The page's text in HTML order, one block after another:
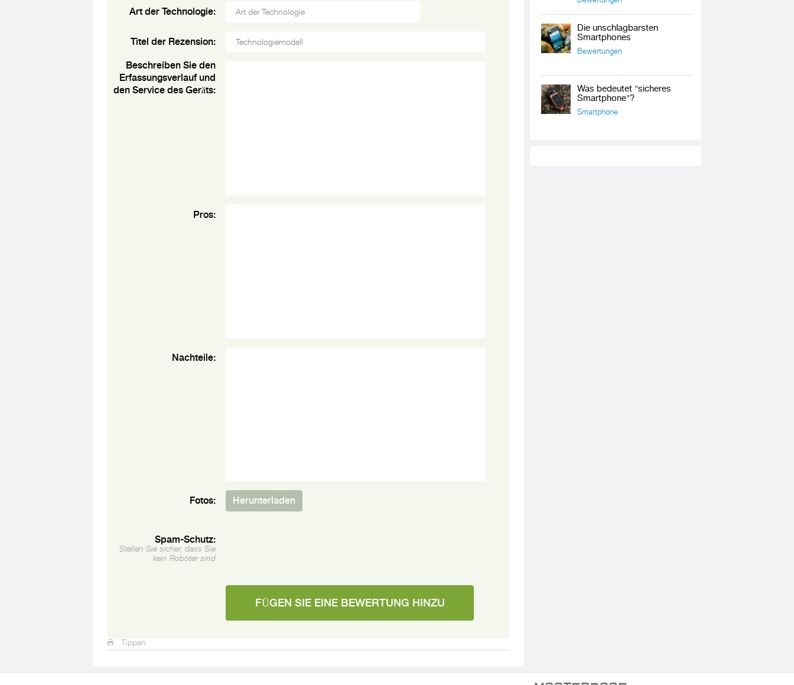
Art der Technologie:
Titel der Rezension:
Beschreiben Sie den
Erfassungsverlauf und
den Service des Geräts:
Pros:
Nachteile:
Fotos: Herunterladen
Spam-Schutz:
Stellen Sie sicher, dass Sie
kein Roboter sind
Tippen
Die unschlagbarsten
Smartphones
Bewertungen
Was bedeutet "sicheres
Smartphone"?
Smartphone